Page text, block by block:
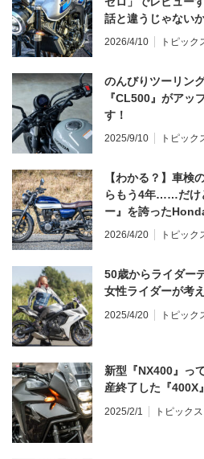
話と違うじゃない
てならず／
2026/4/10 トピック
のんびりツーリン
『CL500』がアッ
す！
2025/9/10 トピック
【わかる？】車検
らもう4年……だけ
ー』を誇った
う？
2026/4/20 トピック
50歳からライダー
女性ライダーが考
2025/4/20 トピック
新型『NX400』っ
産終了した『400X
2025/2/1 トピックス